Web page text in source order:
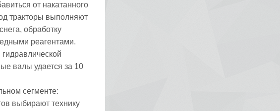
от накатанного
тракторы выполняют
обработку
реагентами.
валы удается за 10
сегменте:
выбирают технику